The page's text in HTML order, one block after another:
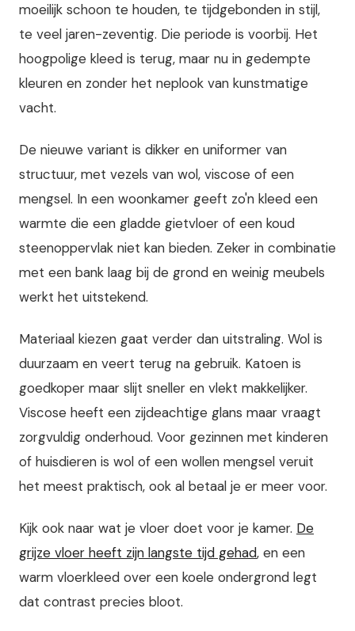
moeilijk schoon te houden, te tijdgebonden in stijl,
te veel jaren-zeventig. Die periode is voorbij. Het
hoogpolige kleed is terug, maar nu in gedempte
kleuren en zonder het neplook van kunstmatige
vacht.
De nieuwe variant is dikker en uniformer van
structuur, met vezels van wol, viscose of een
mengsel. In een woonkamer geeft zo'n kleed een
warmte die een gladde gietvloer of een koud
steenoppervlak niet kan bieden. Zeker in combinatie
met een bank laag bij de grond en weinig meubels
werkt het uitstekend.
Materiaal kiezen gaat verder dan uitstraling. Wol is
duurzaam en veert terug na gebruik. Katoen is
goedkoper maar slijt sneller en vlekt makkelijker.
Viscose heeft een zijdeachtige glans maar vraagt
zorgvuldig onderhoud. Voor gezinnen met kinderen
of huisdieren is wol of een wollen mengsel veruit
het meest praktisch, ook al betaal je er meer voor.
Kijk ook naar wat je vloer doet voor je kamer. De
grijze vloer heeft zijn langste tijd gehad, en een
warm vloerkleed over een koele ondergrond legt
dat contrast precies bloot.